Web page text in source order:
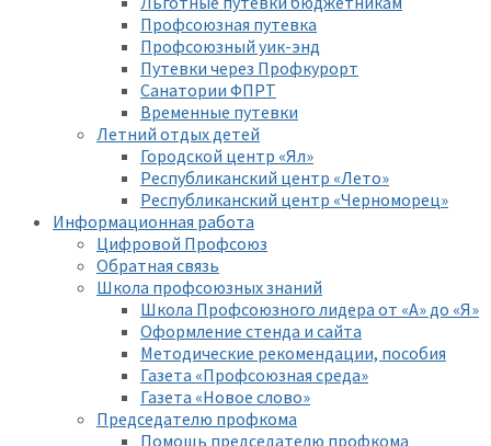
Профсоюзная путевка
Профсоюзный уик-энд
Путевки через Профкурорт
Санатории ФПРТ
Временные путевки
Летний отдых детей
Городской центр «Ял»
Республиканский центр «Лето»
Республиканский центр «Черноморец»
Информационная работа
Цифровой Профсоюз
Обратная связь
Школа профсоюзных знаний
Школа Профсоюзного лидера от «А» до «Я»
Оформление стенда и сайта
Методические рекомендации, пособия
Газета «Профсоюзная среда»
Газета «Новое слово»
Председателю профкома
Помощь председателю профкома